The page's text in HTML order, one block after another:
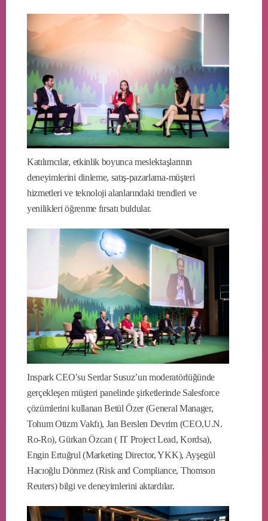
Katılımcılar, etkinlik boyunca meslektaşlarının
deneyimlerini dinleme, satış-pazarlama-müşteri
hizmetleri ve teknoloji alanlarındaki trendleri ve
yenilikleri öğrenme fırsatı buldular.
Inspark CEO’su Serdar Susuz’un moderatörlüğünde
gerçekleşen müşteri panelinde şirketlerinde Salesforce
çözümlerini kullanan Betül Özer (General Manager,
Tohum Otizm Vakfı), Jan Berslen Devrim (CEO,U.N.
Ro-Ro), Gürkan Özcan ( IT Project Lead, Kordsa),
Engin Ertuğrul (Marketing Director, YKK), Ayşegül
Hacıoğlu Dönmez (Risk and Compliance, Thomson
Reuters) bilgi ve deneyimlerini aktardılar.